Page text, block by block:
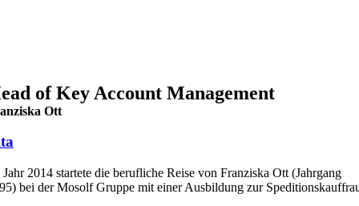
of Key Account Management
Ott
2014 startete die berufliche Reise von Franziska Ott (Jahrgang
bei der Mosolf Gruppe mit einer Ausbildung zur